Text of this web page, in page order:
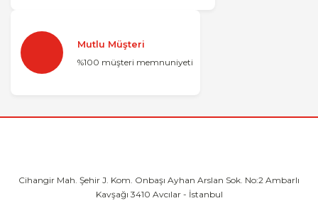
Mutlu Müşteri
%100 müşteri memnuniyeti
Cihangir Mah. Şehir J. Kom. Onbaşı Ayhan Arslan Sok. No:2 Ambarlı
Kavşağı 3410 Avcılar - İstanbul